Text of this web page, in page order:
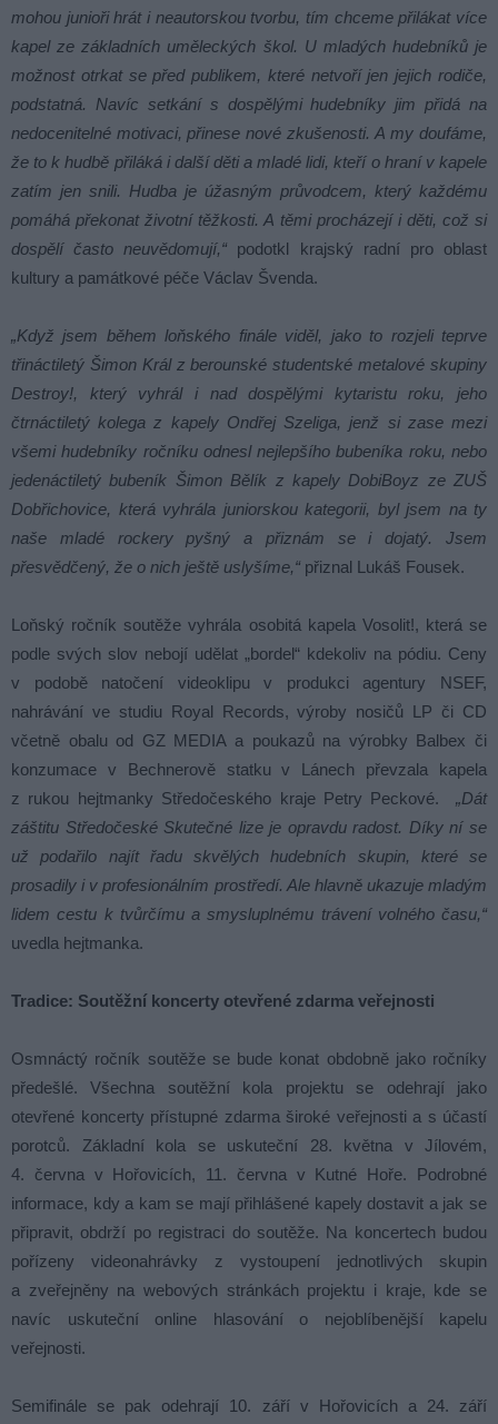
mohou junioři hrát i neautorskou tvorbu, tím chceme přilákat více
kapel ze základních uměleckých škol. U mladých hudebníků je
možnost otrkat se před publikem, které netvoří jen jejich rodiče,
podstatná. Navíc setkání s dospělými hudebníky jim přidá na
nedocenitelné motivaci, přinese nové zkušenosti. A my doufáme,
že to k hudbě přiláká i další děti a mladé lidi, kteří o hraní v kapele
zatím jen snili. Hudba je úžasným průvodcem, který každému
pomáhá překonat životní těžkosti. A těmi procházejí i děti, což si
dospělí často neuvědomují,“ podotkl krajský radní pro oblast
kultury a památkové péče Václav Švenda.
„Když jsem během loňského finále viděl, jako to rozjeli teprve
třináctiletý Šimon Král z berounské studentské metalové skupiny
Destroy!, který vyhrál i nad dospělými kytaristu roku, jeho
čtrnáctiletý kolega z kapely Ondřej Szeliga, jenž si zase mezi
všemi hudebníky ročníku odnesl nejlepšího bubeníka roku, nebo
jedenáctiletý bubeník Šimon Bělík z kapely DobiBoyz ze ZUŠ
Dobřichovice, která vyhrála juniorskou kategorii, byl jsem na ty
naše mladé rockery pyšný a přiznám se i dojatý. Jsem
přesvědčený, že o nich ještě uslyšíme,“ přiznal Lukáš Fousek.
Loňský ročník soutěže vyhrála osobitá kapela Vosolit!, která se
podle svých slov nebojí udělat „bordel“ kdekoliv na pódiu. Ceny
v podobě natočení videoklipu v produkci agentury NSEF,
nahrávání ve studiu Royal Records, výroby nosičů LP či CD
včetně obalu od GZ MEDIA a poukazů na výrobky Balbex či
konzumace v Bechnerově statku v Lánech převzala kapela
z rukou hejtmanky Středočeského kraje Petry Peckové. „Dát
záštitu Středočeské Skutečné lize je opravdu radost. Díky ní se
už podařilo najít řadu skvělých hudebních skupin, které se
prosadily i v profesionálním prostředí. Ale hlavně ukazuje mladým
lidem cestu k tvůrčímu a smysluplnému trávení volného času,“
uvedla hejtmanka.
Tradice: Soutěžní koncerty otevřené zdarma veřejnosti
Osmnáctý ročník soutěže se bude konat obdobně jako ročníky
předešlé. Všechna soutěžní kola projektu se odehrají jako
otevřené koncerty přístupné zdarma široké veřejnosti a s účastí
porotců. Základní kola se uskuteční 28. května v Jílovém,
4. června v Hořovicích, 11. června v Kutné Hoře. Podrobné
informace, kdy a kam se mají přihlášené kapely dostavit a jak se
připravit, obdrží po registraci do soutěže. Na koncertech budou
pořízeny videonahrávky z vystoupení jednotlivých skupin
a zveřejněny na webových stránkách projektu i kraje, kde se
navíc uskuteční online hlasování o nejoblíbenější kapelu
veřejnosti.
Semifinále se pak odehrají 10. září v Hořovicích a 24. září